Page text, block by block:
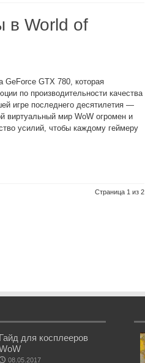
в World of
GeForce GTX 780, которая
по производительности качества
игре последнего десятилетия —
виртуальный мир WoW огромен и
усилий, чтобы каждому геймеру
Страница 1 из 2
Гайд для косплееров
08.05.2017